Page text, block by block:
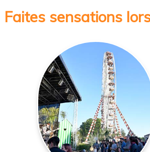
Faites sensations